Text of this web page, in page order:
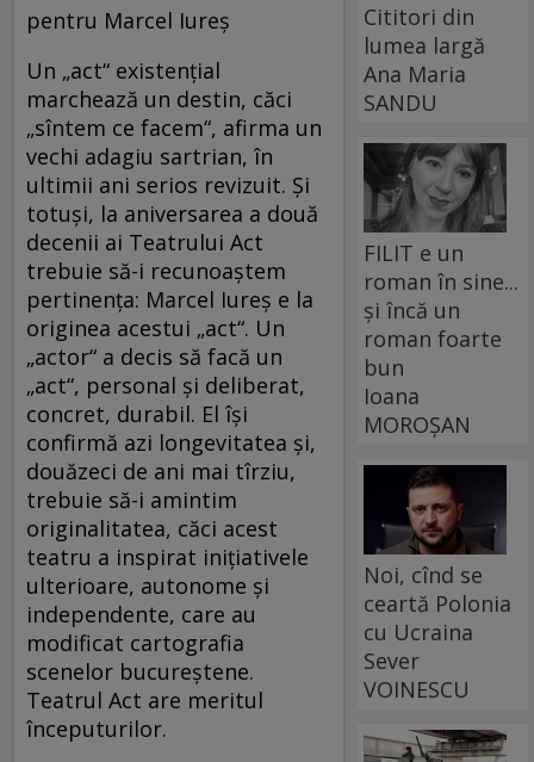
pentru Marcel Iureş
Un „act“ existenţial
marchează un destin, căci
„sîntem ce facem“, afirma un
vechi adagiu sartrian, în
ultimii ani serios revizuit. Şi
totuşi, la aniversarea a două
decenii ai Teatrului Act
trebuie să-i recunoaştem
pertinenţa: Marcel Iureş e la
originea acestui „act“. Un
„actor“ a decis să facă un
„act“, personal şi deliberat,
concret, durabil. El îşi
confirmă azi longevitatea şi,
douăzeci de ani mai tîrziu,
trebuie să-i amintim
originalitatea, căci acest
teatru a inspirat iniţiativele
ulterioare, autonome şi
independente, care au
modificat cartografia
scenelor bucureştene.
Teatrul Act are meritul
începuturilor.
Cititori din
lumea largă
Ana Maria
SANDU
FILIT e un
roman în sine...
și încă un
roman foarte
bun
Ioana
MOROȘAN
Noi, cînd se
ceartă Polonia
cu Ucraina
Sever
VOINESCU